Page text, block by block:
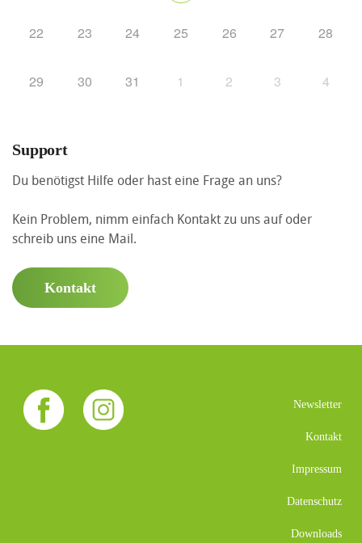
22 23 24 25 26 27 28
29 30 31 1 2 3 4
Support
Du benötigst Hilfe oder hast eine Frage an uns?
Kein Problem, nimm einfach Kontakt zu uns auf oder
schreib uns eine Mail.
Kontakt
Newsletter
Kontakt
Impressum
Datenschutz
Downloads